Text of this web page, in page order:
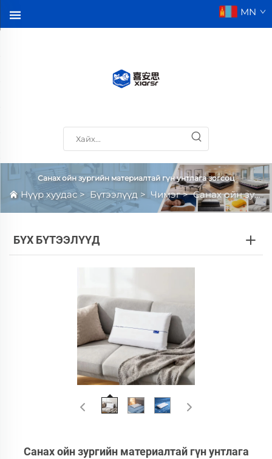
MN
Санах ойн зургийн материалтай гүн унтлага зогсоц
Нүүр хуудас >Бүтээлүүд > Чимэг>Санах ойн зургийн материалтай гүн унтлага зогсоц
БҮХ БҮТЭЭЛҮҮД
Санах ойн зургийн материалтай гүн унтлага